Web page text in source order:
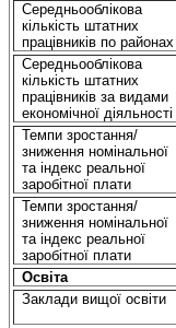
Середньооблікова
кількість штатних
працівниківпо районах
Середньооблікова
кількість штатних
працівниківза видами
економічної діяльності
Темпи зростання/
зниження номінальної
та індекс реальної
заробітноїплати
Темпи зростання/
зниження номінальної
та індекс реальної
заробітноїплати
Освіта
Заклади вищої освіти